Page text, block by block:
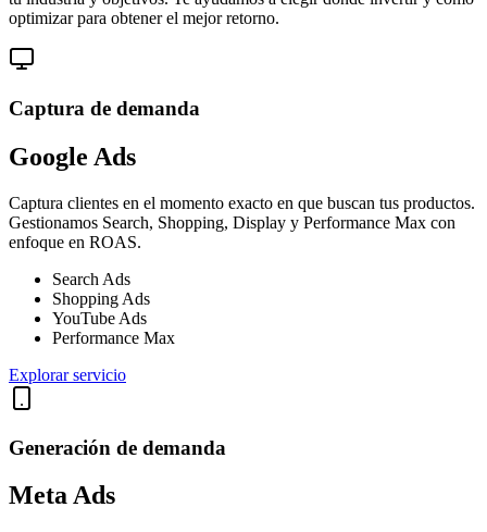
optimizar para obtener el mejor retorno.
Captura de demanda
Google Ads
Captura clientes en el momento exacto en que buscan tus productos.
Gestionamos Search, Shopping, Display y Performance Max con
enfoque en ROAS.
Search Ads
Shopping Ads
YouTube Ads
Performance Max
Explorar servicio
Generación de demanda
Meta Ads